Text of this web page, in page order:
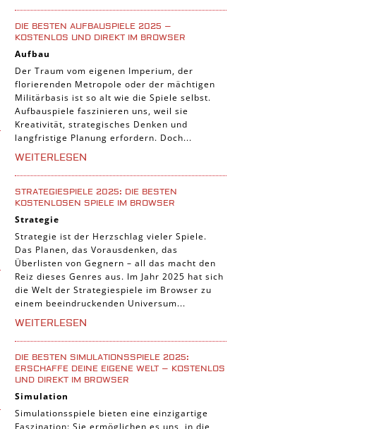
DIE BESTEN AUFBAUSPIELE 2025 –
KOSTENLOS UND DIREKT IM BROWSER
Aufbau
Der Traum vom eigenen Imperium, der
florierenden Metropole oder der mächtigen
Militärbasis ist so alt wie die Spiele selbst.
Aufbauspiele faszinieren uns, weil sie
Kreativität, strategisches Denken und
langfristige Planung erfordern. Doch...
WEITERLESEN
STRATEGIESPIELE 2025: DIE BESTEN
KOSTENLOSEN SPIELE IM BROWSER
Strategie
Strategie ist der Herzschlag vieler Spiele.
Das Planen, das Vorausdenken, das
Überlisten von Gegnern – all das macht den
Reiz dieses Genres aus. Im Jahr 2025 hat sich
die Welt der Strategiespiele im Browser zu
einem beeindruckenden Universum...
WEITERLESEN
DIE BESTEN SIMULATIONSSPIELE 2025:
ERSCHAFFE DEINE EIGENE WELT – KOSTENLOS
UND DIREKT IM BROWSER
Simulation
Simulationsspiele bieten eine einzigartige
Faszination: Sie ermöglichen es uns, in die